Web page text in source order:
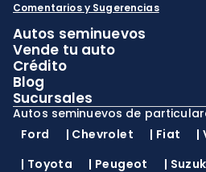
Comentarios y Sugerencias
Autos seminuevos
Vende tu auto
Crédito
Blog
Sucursales
Autos seminuevos de
Ford
| Chevrolet | Fiat |
| Toyota | Peugeot |